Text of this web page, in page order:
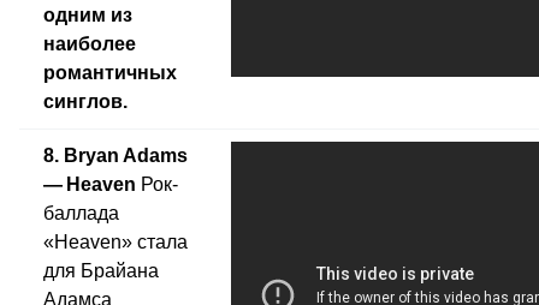
одним из
наиболее
романтичных
синглов.
8. Bryan Adams
— Heaven Рок-
баллада
«Heaven» стала
для Брайана
Адамса